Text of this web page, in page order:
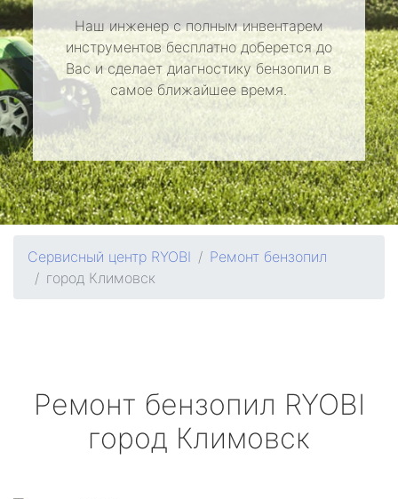
Наш инженер с полным инвентарем
инструментов бесплатно доберется до
Вас и сделает диагностику бензопил в
самое ближайшее время.
Сервисный центр RYOBI
Ремонт бензопил
город Климовск
Ремонт бензопил RYOBI
город Климовск